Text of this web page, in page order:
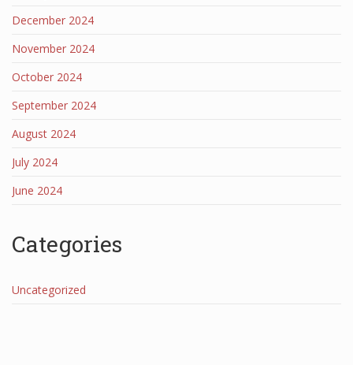
December 2024
November 2024
October 2024
September 2024
August 2024
July 2024
June 2024
Categories
Uncategorized